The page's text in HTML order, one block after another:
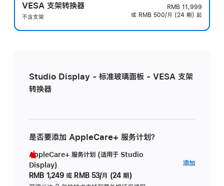
VESA 支架转换器
不含支架
RMB 11,999
或 RMB 500/月 (24 期) 起
Studio Display - 标准玻璃面板 - VESA 支架
转换器
是否要添加 AppleCare+ 服务计划？
AppleCare+ 服务计划 (适用于 Studio
Display)
RMB 1,249 或 RMB 53/月 (24 期)
添加